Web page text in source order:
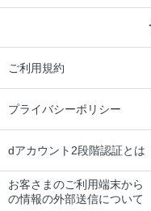
ご利用規約
プライバシーポリシー
dアカウント2段階認証とは
お客さまのご利用端末から
の情報の外部送信について